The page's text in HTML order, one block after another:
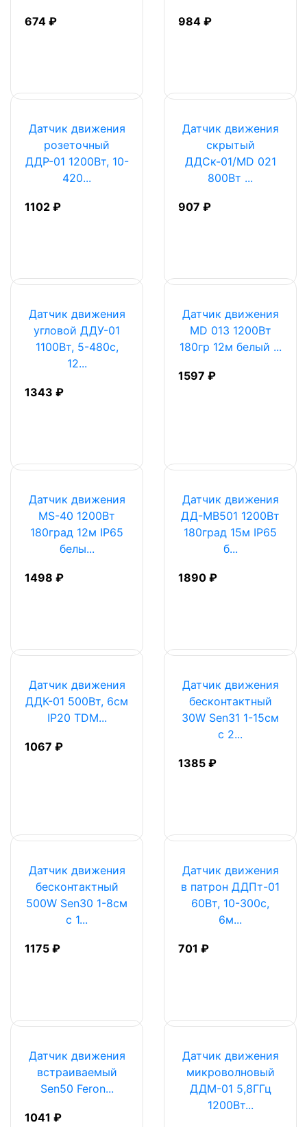
674 ₽ 984 ₽
Датчик движения
розеточный
ДДР-01 1200Вт, 10-
420...
1102 ₽
Датчик движения
скрытый
ДДСк-01/MD 021
800Вт ...
907 ₽
Датчик движения
угловой ДДУ-01
1100Вт, 5-480с,
12...
1343 ₽
Датчик движения
MD 013 1200Вт
180гр 12м белый ...
1597 ₽
Датчик движения
MS-40 1200Вт
180град 12м IP65
белы...
1498 ₽
Датчик движения
ДД-МВ501 1200Вт
180град 15м IP65
б...
1890 ₽
Датчик движения
ДДК-01 500Вт, 6см
IP20 TDM...
1067 ₽
Датчик движения
бесконтактный
30W Sen31 1-15см
c 2...
1385 ₽
Датчик движения
бесконтактный
500W Sen30 1-8см
c 1...
1175 ₽
Датчик движения
в патрон ДДПт-01
60Вт, 10-300с,
6м...
701 ₽
Датчик движения
встраиваемый
Sen50 Feron...
1041 ₽
Датчик движения
микроволновый
ДДМ-01 5,8ГГц
1200Вт...